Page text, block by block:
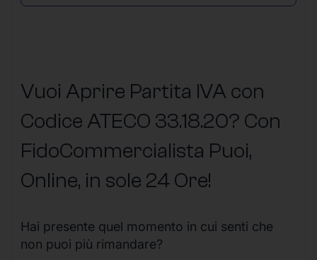
Vuoi Aprire Partita IVA con
Codice ATECO 33.18.20? Con
FidoCommercialista Puoi,
Online, in sole 24 Ore!
Hai presente quel momento in cui senti che
non puoi più rimandare?